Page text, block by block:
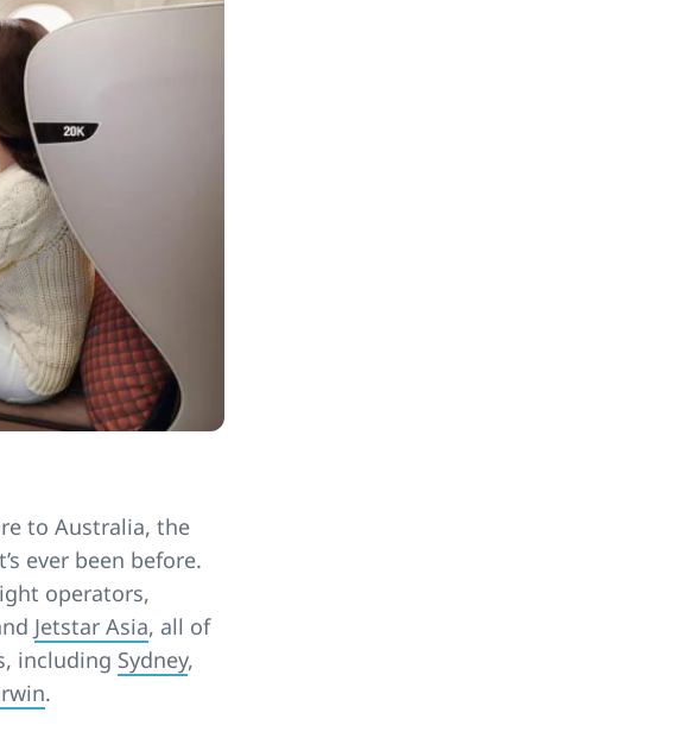
to Australia, the
ever been before.
operators,
Jetstar Asia, all of
including Sydney,
.